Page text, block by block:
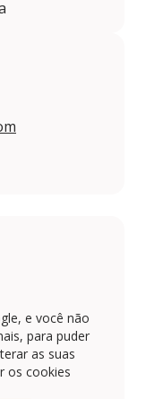
e você não
para puder
as suas
os cookies